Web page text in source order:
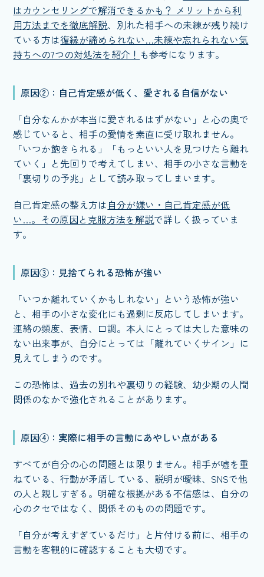
はカウンセリングで解消できるかも？ メリットから利
用方法までを徹底解説、別れた相手への未練が残り続け
ている方は復縁が諦められない…未練や忘れられない気
持ちへの7つの対処法を紹介！ も参考になります。
原因②：自己肯定感が低く、愛される自信がない
「自分なんかが本当に愛されるはずがない」と心の奥で
感じていると、相手の愛情を素直に受け取れません。
「いつか飽きられる」「もっといい人を見つけたら離れ
ていく」と先回りで考えてしまい、相手の小さな言動を
「裏切りの予兆」として読み取ってしまいます。
自己肯定感の整え方は 自分が嫌い・自己肯定感が低
い…。その原因と克服方法を解説で詳しく扱っていま
す。
原因③：見捨てられる恐怖が強い
「いつか離れていくかもしれない」という恐怖が強い
と、相手の小さな変化にも過剰に反応してしまいます。
連絡の頻度、表情、口調。本人にとっては大した意味の
ない出来事が、自分にとっては「離れていくサイン」に
見えてしまうのです。
この恐怖は、過去の別れや裏切りの経験、幼少期の人間
関係のなかで強化されることがあります。
原因④：実際に相手の言動にあやしい点がある
すべてが自分の心の問題とは限りません。相手が嘘を重
ねている、行動が矛盾している、説明が曖昧、SNSで他
の人と親しすぎる。明確な根拠がある不信感は、自分の
心のクセではなく、関係そのものの問題です。
「自分が考えすぎているだけ」と片付ける前に、相手の
言動を客観的に確認することも大切です。